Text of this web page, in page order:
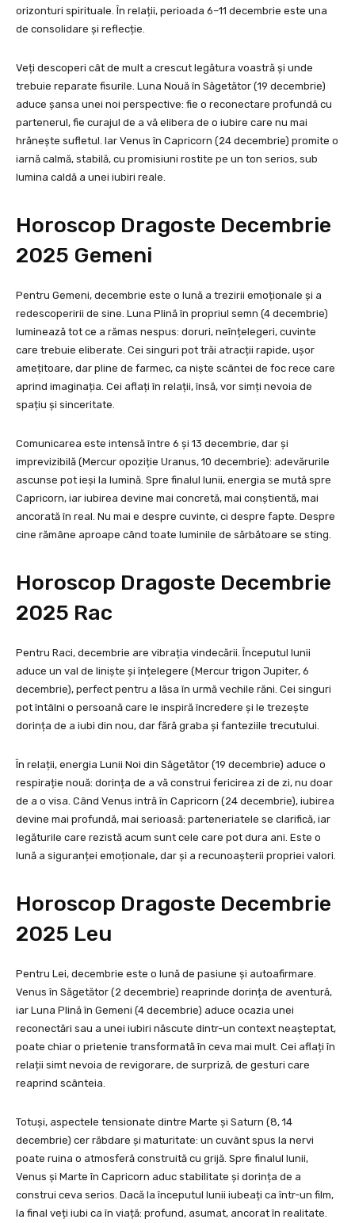
orizonturi spirituale. În relații, perioada 6–11 decembrie este una
de consolidare și reflecție.
Veți descoperi cât de mult a crescut legătura voastră și unde
trebuie reparate fisurile. Luna Nouă în Săgetător (19 decembrie)
aduce șansa unei noi perspective: fie o reconectare profundă cu
partenerul, fie curajul de a vă elibera de o iubire care nu mai
hrănește sufletul. Iar Venus în Capricorn (24 decembrie) promite o
iarnă calmă, stabilă, cu promisiuni rostite pe un ton serios, sub
lumina caldă a unei iubiri reale.
Horoscop Dragoste Decembrie
2025 Gemeni
Pentru Gemeni, decembrie este o lună a trezirii emoționale și a
redescoperirii de sine. Luna Plină în propriul semn (4 decembrie)
luminează tot ce a rămas nespus: doruri, neînțelegeri, cuvinte
care trebuie eliberate. Cei singuri pot trăi atracții rapide, ușor
amețitoare, dar pline de farmec, ca niște scântei de foc rece care
aprind imaginația. Cei aflați în relații, însă, vor simți nevoia de
spațiu și sinceritate.
Comunicarea este intensă între 6 și 13 decembrie, dar și
imprevizibilă (Mercur opoziție Uranus, 10 decembrie): adevărurile
ascunse pot ieși la lumină. Spre finalul lunii, energia se mută spre
Capricorn, iar iubirea devine mai concretă, mai conștientă, mai
ancorată în real. Nu mai e despre cuvinte, ci despre fapte. Despre
cine rămâne aproape când toate luminile de sărbătoare se sting.
Horoscop Dragoste Decembrie
2025 Rac
Pentru Raci, decembrie are vibrația vindecării. Începutul lunii
aduce un val de liniște și înțelegere (Mercur trigon Jupiter, 6
decembrie), perfect pentru a lăsa în urmă vechile răni. Cei singuri
pot întâlni o persoană care le inspiră încredere și le trezește
dorința de a iubi din nou, dar fără graba și fanteziile trecutului.
În relații, energia Lunii Noi din Săgetător (19 decembrie) aduce o
respirație nouă: dorința de a vă construi fericirea zi de zi, nu doar
de a o visa. Când Venus intră în Capricorn (24 decembrie), iubirea
devine mai profundă, mai serioasă: parteneriatele se clarifică, iar
legăturile care rezistă acum sunt cele care pot dura ani. Este o
lună a siguranței emoționale, dar și a recunoașterii propriei valori.
Horoscop Dragoste Decembrie
2025 Leu
Pentru Lei, decembrie este o lună de pasiune și autoafirmare.
Venus în Săgetător (2 decembrie) reaprinde dorința de aventură,
iar Luna Plină în Gemeni (4 decembrie) aduce ocazia unei
reconectări sau a unei iubiri născute dintr-un context neașteptat,
poate chiar o prietenie transformată în ceva mai mult. Cei aflați în
relații simt nevoia de revigorare, de surpriză, de gesturi care
reaprind scânteia.
Totuși, aspectele tensionate dintre Marte și Saturn (8, 14
decembrie) cer răbdare și maturitate: un cuvânt spus la nervi
poate ruina o atmosferă construită cu grijă. Spre finalul lunii,
Venus și Marte în Capricorn aduc stabilitate și dorința de a
construi ceva serios. Dacă la începutul lunii iubeați ca într-un film,
la final veți iubi ca în viață: profund, asumat, ancorat în realitate.